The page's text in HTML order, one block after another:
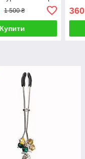
Talla
1 500 ₴
Купити
360